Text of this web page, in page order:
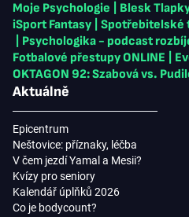
Moje Psychologie Blesk
iSport Fantasy
Spotřebitelské
Psychologika - podcast
Fotbalové přestupy ONLINE
OKTAGON 92: Szabová vs.
Aktuálně
Epicentrum
Neštovice: příznaky, léčba
V čem jezdí Yamal a Mesii?
Kvízy pro seniory
Kalendář úplňků 2026
Co je bodycount?